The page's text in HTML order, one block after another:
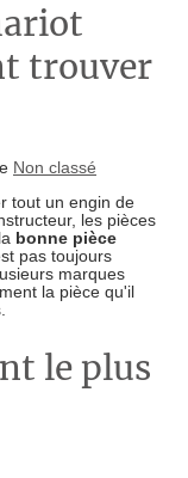
trouver
Non classé
tout un engin de
les pièces
bonne pièce
pas toujours
marques
la pièce qu'il
le plus